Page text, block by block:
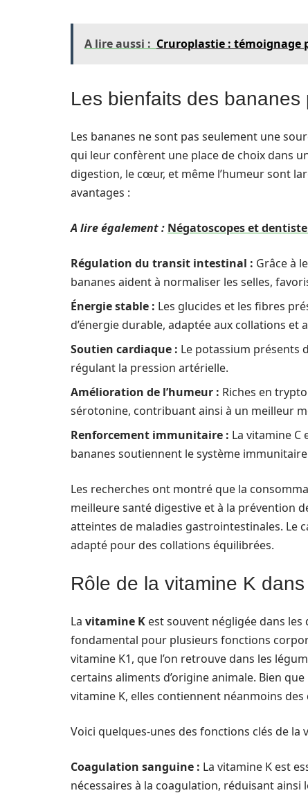
A lire aussi : Cruroplastie : témoignage
Les bienfaits des bananes
Les bananes ne sont pas seulement une
qui leur confèrent une place de choix dans
digestion, le cœur, et même l’humeur sont
avantages :
A lire également : Négatoscopes et
Régulation du transit intestinal : Grâce à
bananes aident à normaliser les selles,
Énergie stable : Les glucides et les fibres
d’énergie durable, adaptée aux collations et
Soutien cardiaque : Le potassium présents
régulant la pression artérielle.
Amélioration de l’humeur : Riches en
sérotonine, contribuant ainsi à un meilleur
Renforcement immunitaire : La vitamine C
bananes soutiennent le système
Les recherches ont montré que la
meilleure santé digestive et à la prévention
atteintes de maladies gastrointestinales. Le
adapté pour des collations équilibrées.
Rôle de la vitamine K
La vitamine K est souvent négligée dans
fondamental pour plusieurs fonctions
vitamine K1, que l’on retrouve dans les
certains aliments d’origine animale. Bien
vitamine K, elles contiennent néanmoins
Voici quelques-unes des fonctions clés de la
Coagulation sanguine : La vitamine K est
nécessaires à la coagulation, réduisant ainsi